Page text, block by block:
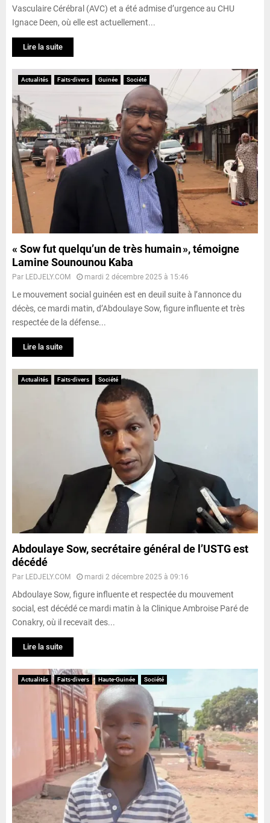
Vasculaire Cérébral (AVC) et a été admise d’urgence au CHU
Ignace Deen, où elle est actuellement...
Lire la suite
Actualités Faits-divers Guinée Société
« Sow fut quelqu’un de très humain », témoigne
Lamine Sounounou Kaba
Par LEDJELY.COM mardi 2 décembre 2025 à 15:46
Le mouvement social guinéen est en deuil suite à l’annonce du
décès, ce mardi matin, d’Abdoulaye Sow, figure influente et très
respectée de la défense...
Lire la suite
Actualités Faits-divers Société
Abdoulaye Sow, secrétaire général de l’USTG est
décédé
Par LEDJELY.COM mardi 2 décembre 2025 à 09:16
Abdoulaye Sow, figure influente et respectée du mouvement
social, est décédé ce mardi matin à la Clinique Ambroise Paré de
Conakry, où il recevait des...
Lire la suite
Actualités Faits-divers Haute-Guinée Société